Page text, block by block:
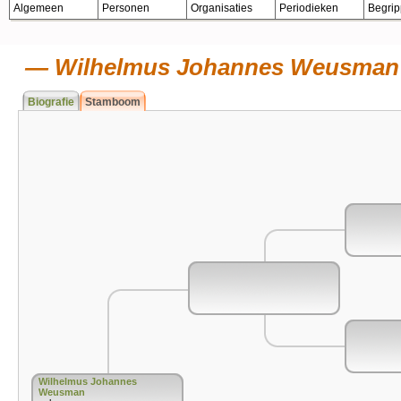
Algemeen Personen Organisaties Periodieken
Wilhelmus Johannes Weusman
Biografie Stamboom
Wilhelmus Johannes
Weusman